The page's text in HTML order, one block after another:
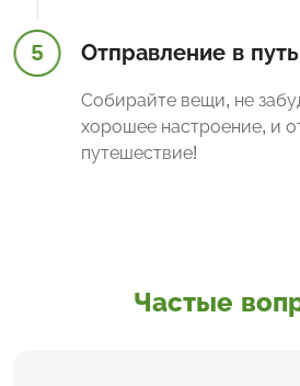
5 Отправление в путь
Собирайте вещи, не
хорошее настроение, и
путешествие!
Частые